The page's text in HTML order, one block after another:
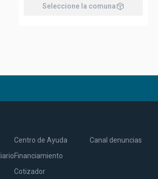
Seleccione la comunapackage_2
Centro de Ayuda
Financiamiento
Cotizador
Canal denuncias